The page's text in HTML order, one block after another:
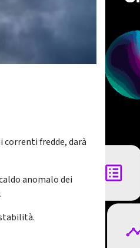
correnti fredde, darà
anomalo dei